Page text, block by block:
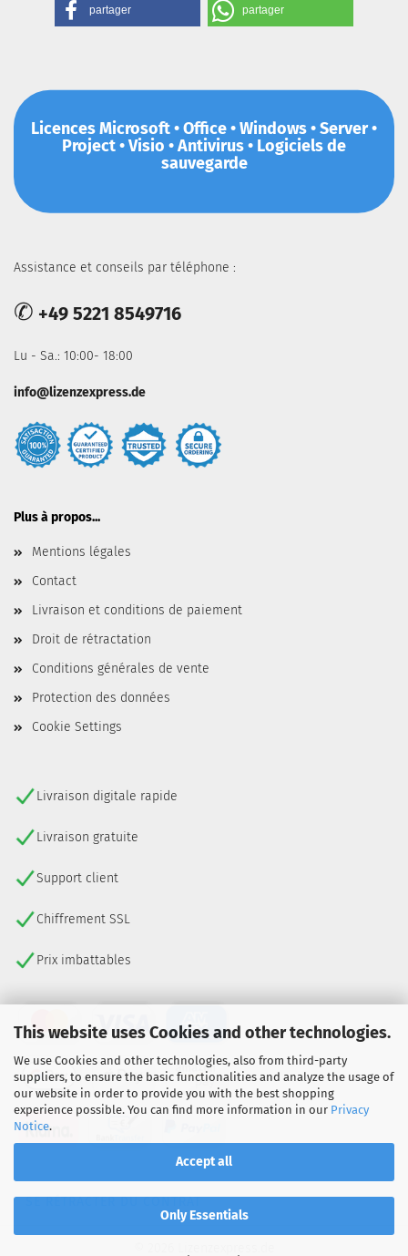
This website uses Cookies and other technologies.
We use Cookies and other technologies, also from third-party
suppliers, to ensure the basic functionalities and analyze the usage of
our website in order to provide you with the best shopping
experience possible. You can find more information in our Privacy
Notice.
Accept all
Only Essentials
partager partager
Licences Microsoft • Office • Windows • Server •
Project • Visio • Antivirus • Logiciels de
sauvegarde
Assistance et conseils par téléphone :
✆ +49 5221 8549716
Lu - Sa.: 10:00- 18:00
info@lizenzexpress.de
Plus à propos...
Mentions légales
Contact
Livraison et conditions de paiement
Droit de rétractation
Conditions générales de vente
Protection des données
Cookie Settings
Livraison digitale rapide
Livraison gratuite
Support client
Chiffrement SSL
Prix imbattables
SE RÉTRACTER DU CONTRAT